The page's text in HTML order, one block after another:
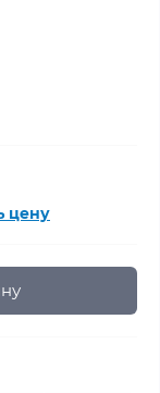
цену